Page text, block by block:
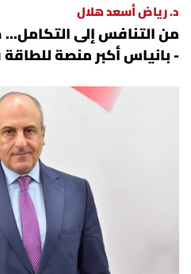
د. رياض أسعد هلال
من التنافس إلى
- بانياس أكبر منصة